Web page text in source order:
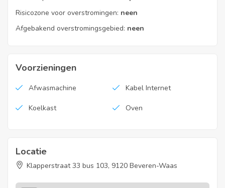
Risicozone voor overstromingen: neen
Afgebakend overstromingsgebied: neen
Voorzieningen
Afwasmachine Kabel Internet
Koelkast Oven
Locatie
Klapperstraat 33 bus 103, 9120 Beveren-Waas